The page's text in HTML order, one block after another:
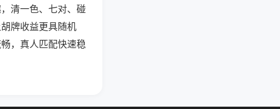
清一色、七对、碰
牌收益更具随机
，真人匹配快速稳